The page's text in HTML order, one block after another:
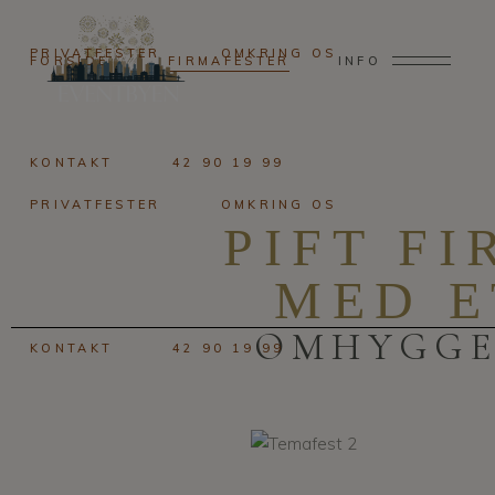
FORSIDE FIRMAFESTER
PRIVATFESTER OMKRING OS
KONTAKT 42 90 19 99
INFO
PRIVATFESTER OMKRING OS
KONTAKT 42 90 19 99
PIFT
MED